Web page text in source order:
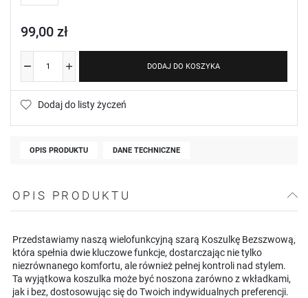
99,00 zł
DODAJ DO KOSZYKA
Dodaj do listy życzeń
OPIS PRODUKTU DANE TECHNICZNE
OPIS PRODUKTU
Przedstawiamy naszą wielofunkcyjną szarą Koszulkę Bezszwową,
która spełnia dwie kluczowe funkcje, dostarczając nie tylko
niezrównanego komfortu, ale również pełnej kontroli nad stylem.
Ta wyjątkowa koszulka może być noszona zarówno z wkładkami,
jak i bez, dostosowując się do Twoich indywidualnych preferencji.